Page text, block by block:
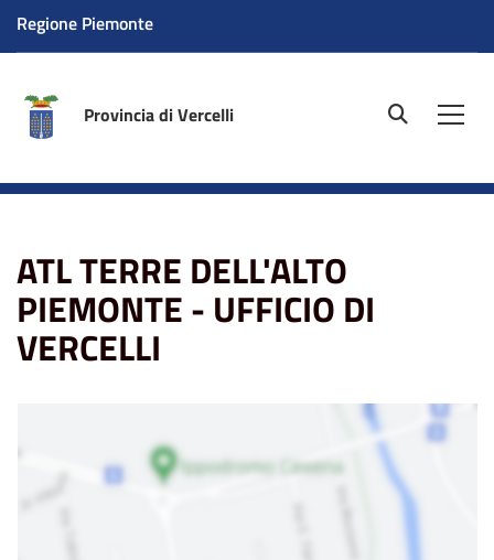
Regione Piemonte
Provincia di Vercelli site.searc
UFFICIO DI VERCELLI
ATL TERRE DELL'ALTO
PIEMONTE - UFFICIO DI
VERCELLI